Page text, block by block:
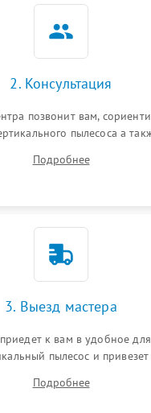
2. Консультация
позвонит вам,
пылесоса а
Подробнее
3. Выезд мастера
к вам в удобное
пылесос и
Подробнее